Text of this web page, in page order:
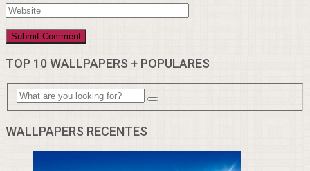
TOP 10 WALLPAPERS + POPULARES
WALLPAPERS RECENTES